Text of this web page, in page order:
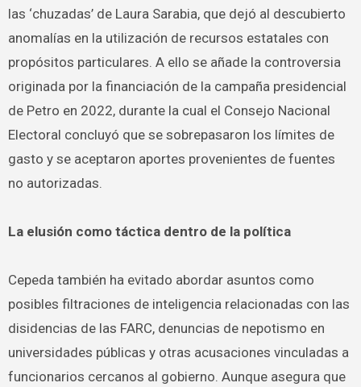
las ‘chuzadas’ de Laura Sarabia, que dejó al descubierto
anomalías en la utilización de recursos estatales con
propósitos particulares. A ello se añade la controversia
originada por la financiación de la campaña presidencial
de Petro en 2022, durante la cual el Consejo Nacional
Electoral concluyó que se sobrepasaron los límites de
gasto y se aceptaron aportes provenientes de fuentes
no autorizadas.
La elusión como táctica dentro de la política
Cepeda también ha evitado abordar asuntos como
posibles filtraciones de inteligencia relacionadas con las
disidencias de las FARC, denuncias de nepotismo en
universidades públicas y otras acusaciones vinculadas a
funcionarios cercanos al gobierno. Aunque asegura que